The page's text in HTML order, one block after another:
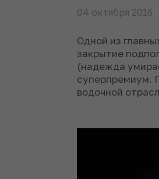
04 октября 2016
Одной из
закрытие
(надежда
суперпремиум.
водочной